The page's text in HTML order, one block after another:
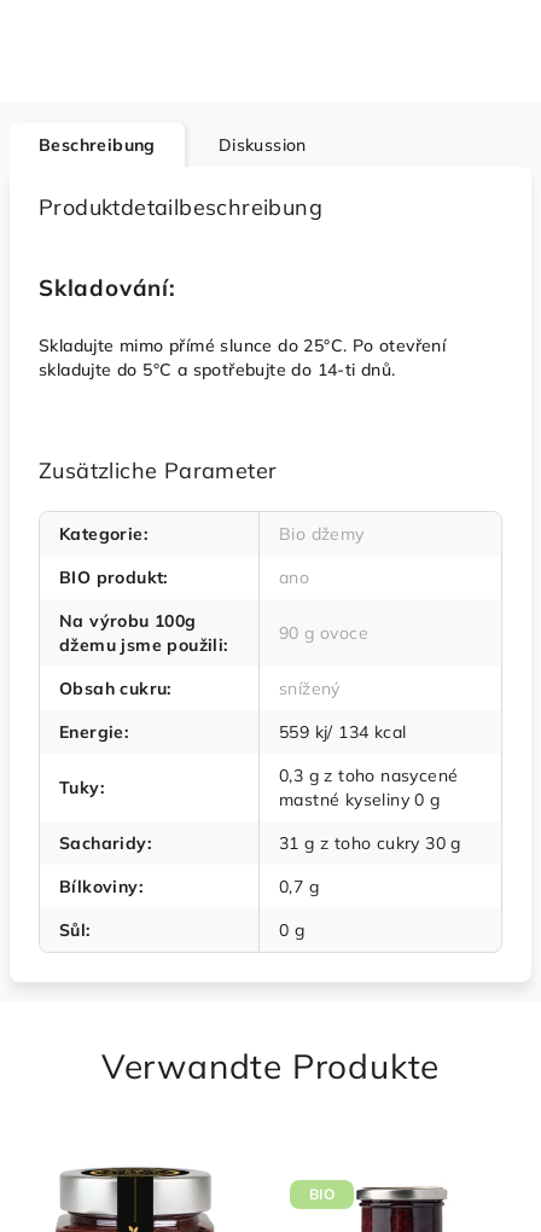
Beschreibung Diskussion
Produktdetailbeschreibung
Skladování:
Skladujte mimo přímé slunce do 25°C. Po otevření
skladujte do 5°C a spotřebujte do 14-ti dnů.
Zusätzliche Parameter
Kategorie:
Bio džemy
BIO produkt:
ano
Na výrobu 100g
džemu jsme použili:
90 g ovoce
Obsah cukru:
snížený
Energie: 559 kj/ 134 kcal
Tuky:
0,3 g z toho nasycené
mastné kyseliny 0 g
Sacharidy:
31 g z toho cukry 30 g
Bílkoviny:
0,7 g
Sůl: 0 g
Verwandte Produkte
BIO